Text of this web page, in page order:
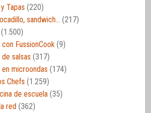
Tapas (220)
sandwich… (217)
(1.500)
FussionCook (9)
salsas (317)
microondas (174)
Chefs (1.259)
de escuela (35)
red (362)